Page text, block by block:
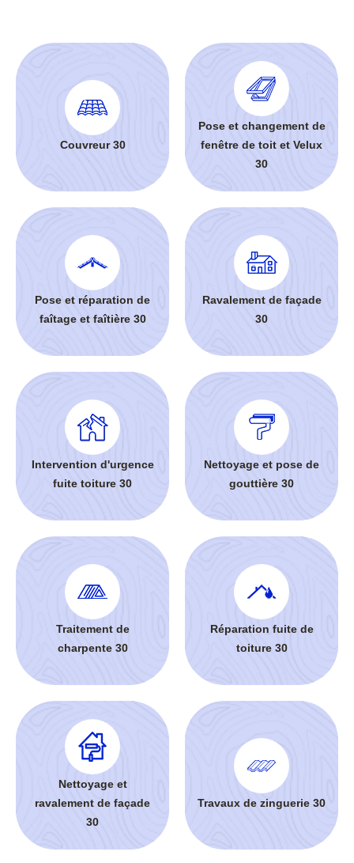
Couvreur 30
Pose et changement de
fenêtre de toit et Velux
30
Pose et réparation de
faîtage et faîtière 30
Ravalement de façade
30
Intervention d'urgence
fuite toiture 30
Nettoyage et pose de
gouttière 30
Traitement de
charpente 30
Réparation fuite de
toiture 30
Nettoyage et
ravalement de façade
30
Travaux de zinguerie 30